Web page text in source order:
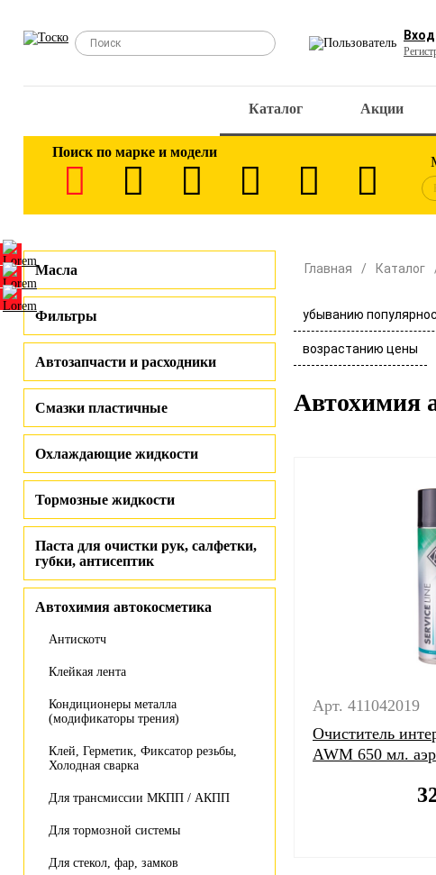
Вход
Каталог Акции
Поиск по марке и модели
Масла
Фильтры
Автозапчасти и расходники
Смазки пластичные
Охлаждающие жидкости
Тормозные жидкости
Паста для очистки рук, салфетки,
губки, антисептик
Автохимия автокосметика
Антискотч
Клейкая лента
Кондиционеры металла
(модификаторы трения)
Клей, Герметик, Фиксатор резьбы,
Холодная сварка
Для трансмиссии МКПП / АКПП
Для тормозной системы
Для стекол, фар, замков
Главная Каталог
убыванию
возрастанию цены
Автохимия
Арт. 411042019
Очиститель
AWM 650 мл.